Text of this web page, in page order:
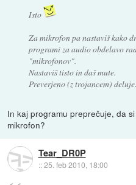
Isto
Za mikrofon pa nastaviš kako
programi za audio obdelavo
"mikrofonov".
Nastaviš tisto in daš mute.
Preverjeno (z trojancem) deluje.
In kaj programu preprečuje, da
mikrofon?
Tear_DR0P
::25. feb 2010, 18:00